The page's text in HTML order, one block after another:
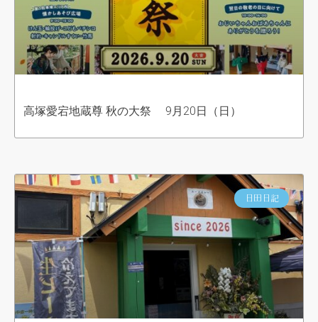
高塚愛宕地蔵尊 秋の大祭 9月20日（日）
日田日記